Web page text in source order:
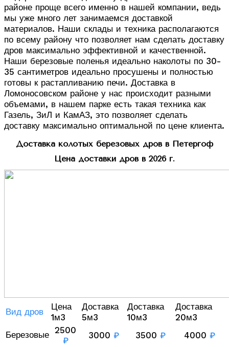
районе проще всего именно в нашей компании, ведь
мы уже много лет занимаемся доставкой
материалов. Наши склады и техника располагаются
по всему району что позволяет нам сделать доставку
дров максимально эффективной и качественной.
Наши березовые поленья идеально наколоты по 30-
35 сантиметров идеально просушены и полностью
готовы к растапливанию печи. Доставка в
Ломоносовском районе у нас происходит разными
объемами, в нашем парке есть такая техника как
Газель, ЗиЛ и КамАЗ, это позволяет сделать
доставку максимально оптимальной по цене клиента.
Доставка колотых березовых дров в Петергоф
Цена доставки дров в 2026 г.
Вид дров
Цена
1м3
Доставка
5м3
Доставка
10м3
Доставка
20м3
Березовые 2500
₽
3000 ₽ 3500 ₽ 4000 ₽